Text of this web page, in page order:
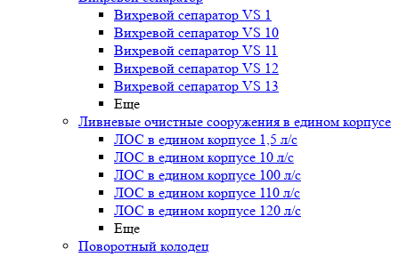
Вихревой сепаратор VS 1
Вихревой сепаратор VS 10
Вихревой сепаратор VS 11
Вихревой сепаратор VS 12
Вихревой сепаратор VS 13
Еще
Ливневые очистные сооружения в едином корпусе
ЛОС в едином корпусе 1,5 л/с
ЛОС в едином корпусе 10 л/с
ЛОС в едином корпусе 100 л/с
ЛОС в едином корпусе 110 л/с
ЛОС в едином корпусе 120 л/с
Еще
Поворотный колодец